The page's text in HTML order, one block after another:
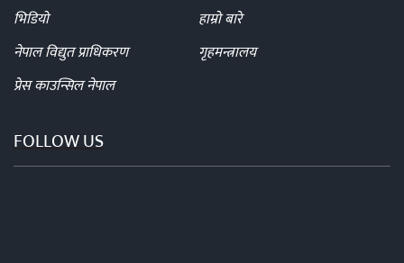
भिडियो
हाम्रो बारे
नेपाल विद्युत प्राधिकरण
गृहमन्त्रालय
प्रेस काउन्सिल नेपाल
FOLLOW US